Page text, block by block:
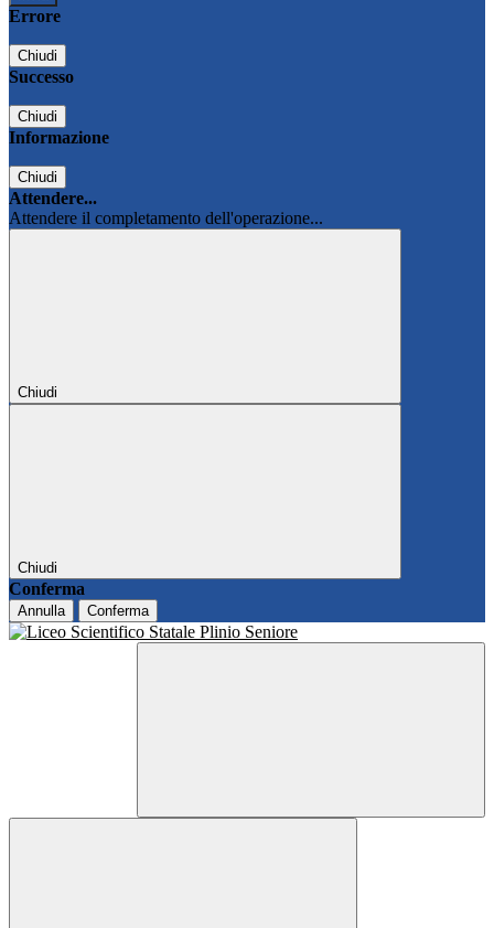
Errore
Chiudi
Successo
Chiudi
Informazione
Chiudi
Attendere...
Attendere il completamento dell'operazione...
Chiudi
Chiudi
Conferma
Annulla Conferma